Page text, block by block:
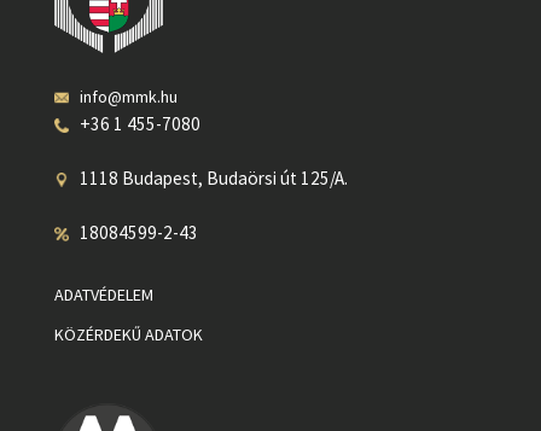
info@mmk.hu
+36 1 455-7080
1118 Budapest, Budaörsi út 125/A.
18084599-2-43
ADATVÉDELEM
KÖZÉRDEKŰ ADATOK